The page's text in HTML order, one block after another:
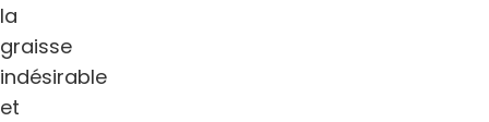
la
graisse
indésirable
et